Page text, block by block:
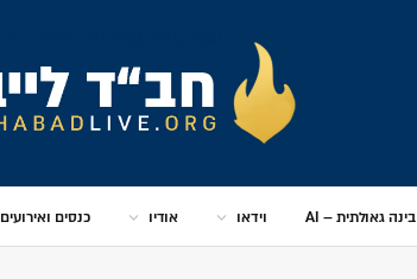
בינה גאולתית – AI וידאו אודיו כנסים ואירועים